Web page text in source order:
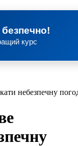
курс
небезпечну